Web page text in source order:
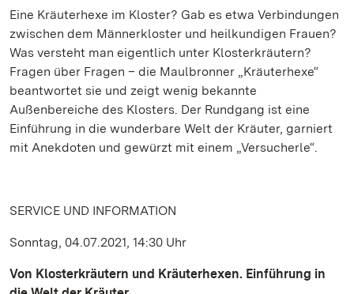
Eine Kräuterhexe im Kloster? Gab es etwa Verbindungen
zwischen dem Männerkloster und heilkundigen Frauen?
Was versteht man eigentlich unter Klosterkräutern?
Fragen über Fragen – die Maulbronner „Kräuterhexe“
beantwortet sie und zeigt wenig bekannte
Außenbereiche des Klosters. Der Rundgang ist eine
Einführung in die wunderbare Welt der Kräuter, garniert
mit Anekdoten und gewürzt mit einem „Versucherle“.
SERVICE UND INFORMATION
Sonntag, 04.07.2021, 14:30 Uhr
Von Klosterkräutern und Kräuterhexen. Einführung in